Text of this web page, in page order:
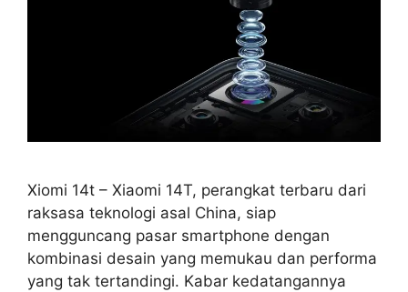
Xiomi 14t – Xiaomi 14T, perangkat terbaru dari
raksasa teknologi asal China, siap
mengguncang pasar smartphone dengan
kombinasi desain yang memukau dan performa
yang tak tertandingi. Kabar kedatangannya